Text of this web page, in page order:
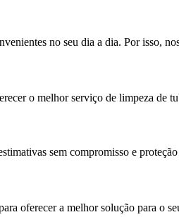
no seu dia a dia. Por isso,
o melhor serviço de limpeza de
sem compromisso e
oferecer a melhor solução para o